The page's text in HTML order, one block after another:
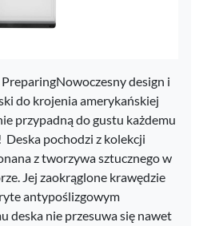
design i
do krojenia amerykańskiej
przypadną do gustu każdemu
pochodzi z kolekcji
z tworzywa sztucznego w
Jej zaokrąglone krawędzie
antypoślizgowym
deska nie przesuwa się nawet